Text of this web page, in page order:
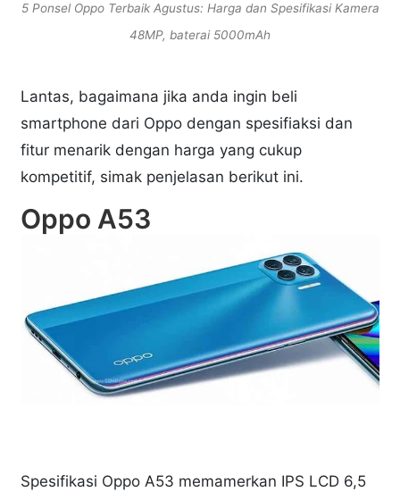
5 Ponsel Oppo Terbaik Agustus: Harga dan Spesifikasi Kamera
48MP, baterai 5000mAh
Lantas, bagaimana jika anda ingin beli
smartphone dari Oppo dengan spesifiaksi dan
fitur menarik dengan harga yang cukup
kompetitif, simak penjelasan berikut ini.
Oppo A53
Spesifikasi Oppo A53 memamerkan IPS LCD 6,5